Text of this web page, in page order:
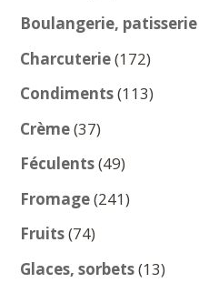
produits
Boulangerie, patisserie
Charcuterie 172172
produits
Condiments 113113
Crème 3737
produits
Féculents 4949
produits
Fromage 241241
Fruits 7474
produits
Glaces, sorbets 1313